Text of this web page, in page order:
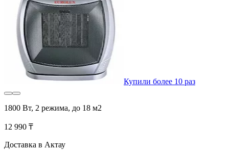
Купили более 10 раз
1800 Вт, 2 режима, до 18 м2
12 990 ₸
Доставка в Актау